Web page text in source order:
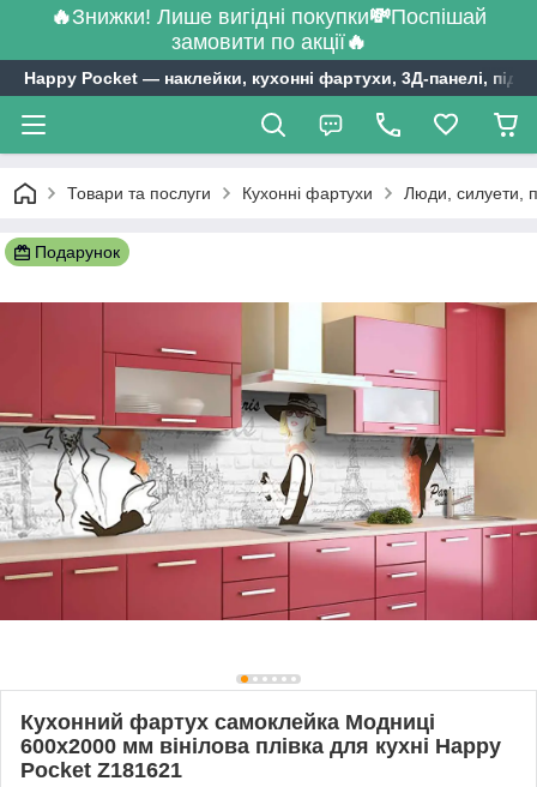
🔥Знижки! Лише вигідні покупки💸Поспішай
замовити по акції🔥
Happy Pocket ― наклейки, кухонні фартухи, 3Д-панелі,
Товари та послуги Кухонні фартухи Люди, силуети,
Подарунок
Кухонний фартух самоклейка Модниці
600х2000 мм вінілова плівка для кухні Happy
Pocket Z181621